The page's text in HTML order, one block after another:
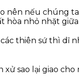
nên nếu chúng
nhỏ nhặt giữa
thiên sứ thì dĩ
sao lại giao